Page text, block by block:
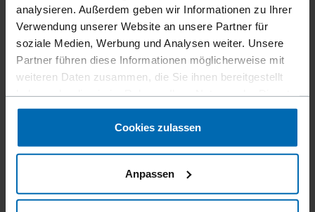
analysieren. Außerdem geben wir Informationen zu Ihrer
Verwendung unserer Website an unsere Partner für
soziale Medien, Werbung und Analysen weiter. Unsere
Partner führen diese Informationen möglicherweise mit
weiteren Daten zusammen, die Sie ihnen bereitgestellt
gesammelt haben.
Cookies zulassen
Anpassen
Befestigungsmittel///Klammern///Standard­klammern//
Feindraht­klammern
BECK 800
SPOTNAILS 800, SWINGLINE 800
6 - 16 mm | 1/4 - 5/8"